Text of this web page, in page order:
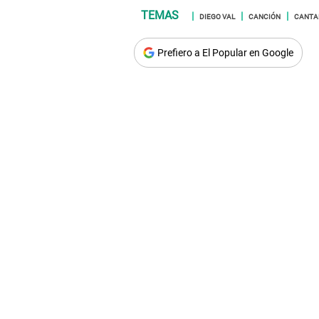
DIEGO VAL CANCIÓN
Prefiero a El Popular en Google